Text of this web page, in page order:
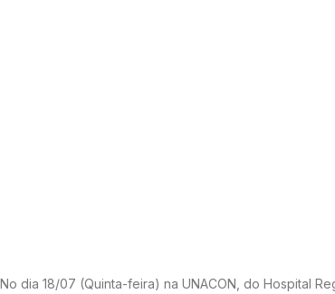
No dia 18/07 (Quinta-feira) na UNACON, do Hospital